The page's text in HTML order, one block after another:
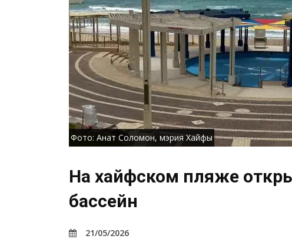
Фото: Анат Соломон, мэрия Хайфы
На хайфском пляже
бассейн
21/05/2026